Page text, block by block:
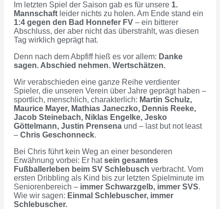
Im letzten Spiel der Saison gab es für unsere 1.
Mannschaft leider nichts zu holen. Am Ende stand ein
1:4 gegen den Bad Honnefer FV – ein bitterer
Abschluss, der aber nicht das überstrahlt, was diesen
Tag wirklich geprägt hat.
Denn nach dem Abpfiff hieß es vor allem: Danke
sagen. Abschied nehmen. Wertschätzen.
Wir verabschieden eine ganze Reihe verdienter
Spieler, die unseren Verein über Jahre geprägt haben –
sportlich, menschlich, charakterlich: Martin Schulz,
Maurice Mayer, Mathias Janeczko, Dennis Reeke,
Jacob Steinebach, Niklas Engelke, Jesko
Göttelmann, Justin Prensena und – last but not least
– Chris Geschonneck.
Bei Chris führt kein Weg an einer besonderen
Erwähnung vorbei: Er hatsein gesamtes
Fußballerleben beim SV Schlebusch verbracht. Vom
ersten Dribbling als Kind bis zur letzten Spielminute im
Seniorenbereich – immer Schwarzgelb, immer SVS.
Wie wir sagen: Einmal Schlebuscher, immer
Schlebuscher.